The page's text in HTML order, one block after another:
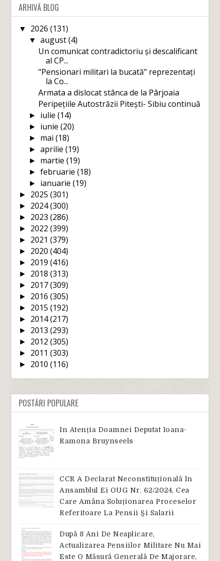
ARHIVĂ BLOG
▼ 2026(131)
▼ august(4)
Un comunicat contradictoriu și descalificant
al CP...
"Pensionari militari la bucată" reprezentați
la Co...
Armata a dislocat stânca de la Pârjoaia
Peripețiile Autostrăzii Pitești- Sibiu continuă
► iulie (14)
► iunie (20)
► mai (18)
► aprilie (19)
► martie (19)
► februarie (18)
► ianuarie (19)
► 2025(301)
► 2024(300)
► 2023(286)
► 2022(399)
► 2021(379)
► 2020(404)
► 2019(416)
► 2018(313)
► 2017(309)
► 2016(305)
► 2015(192)
► 2014(217)
► 2013(293)
► 2012(305)
► 2011(303)
► 2010(116)
POSTĂRI POPULARE
In Atenția Doamnei Deputat Ioana-
Ramona Bruynseels
CCR A Declarat Neconstituțională In
Ansamblul Ei OUG Nr. 62/2024, Cea
Care Amâna Soluționarea Proceselor
Referitoare La Pensii Și Salarii
După 8 Ani De Neaplicare,
Actualizarea Pensiilor Militare Nu Mai
Este O Măsură Generală De Majorare,